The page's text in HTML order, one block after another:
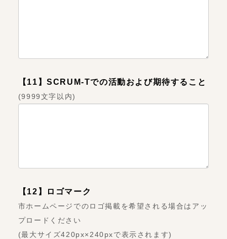
【11】SCRUM-Tでの活動および期待すること
(9999文字以内)
【12】ロゴマーク
市ホームページでのロゴ掲載を希望される場合はアッ
プロードください
(最大サイズ420px×240pxで表示されます)